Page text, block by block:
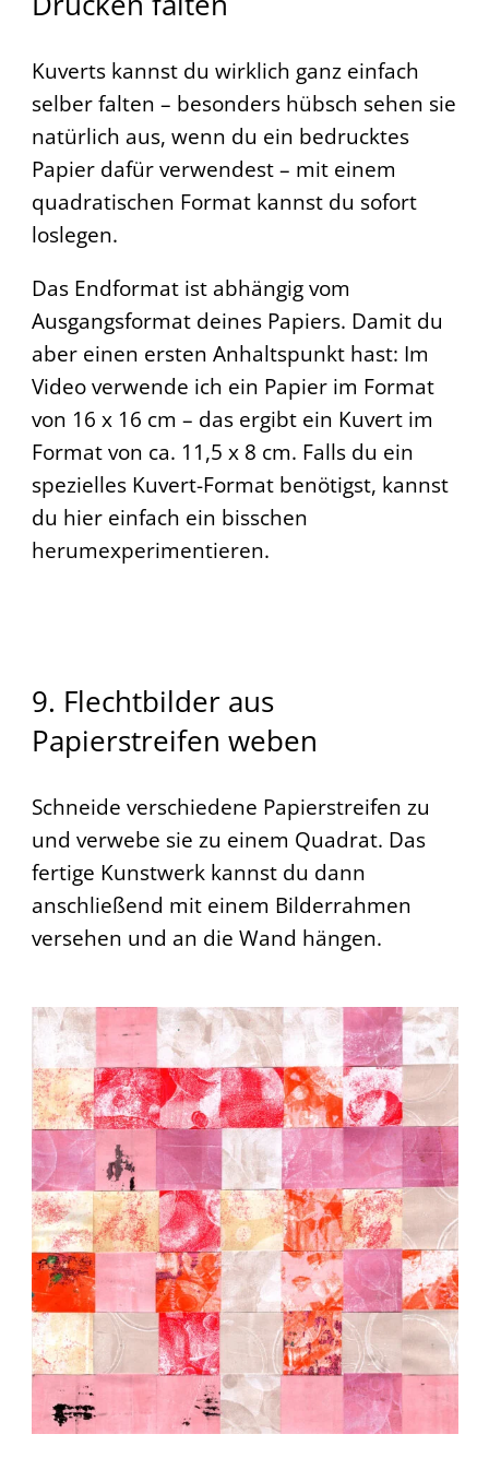
Kuverts kannst du wirklich ganz einfach
selber falten – besonders hübsch sehen sie
natürlich aus, wenn du ein bedrucktes
Papier dafür verwendest – mit einem
quadratischen Format kannst du sofort
loslegen.
Das Endformat ist abhängig vom
Ausgangsformat deines Papiers. Damit du
aber einen ersten Anhaltspunkt hast: Im
Video verwende ich ein Papier im Format
von 16 x 16 cm – das ergibt ein Kuvert im
Format von ca. 11,5 x 8 cm. Falls du ein
spezielles Kuvert-Format benötigst, kannst
du hier einfach ein bisschen
herumexperimentieren.
9. Flechtbilder aus
Papierstreifen weben
Schneide verschiedene Papierstreifen zu
und verwebe sie zu einem Quadrat. Das
fertige Kunstwerk kannst du dann
anschließend mit einem Bilderrahmen
versehen und an die Wand hängen.